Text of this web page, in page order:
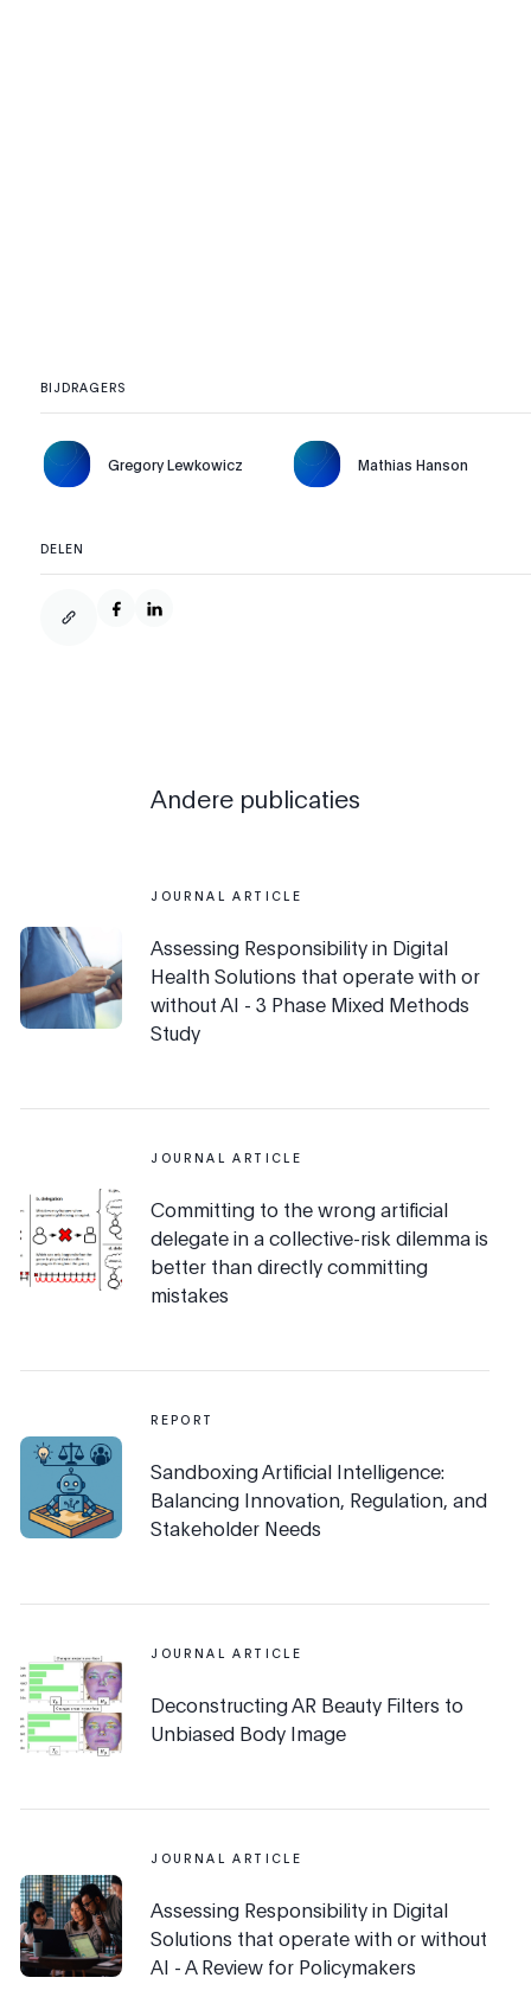
BIJDRAGERS
Gregory Lewkowicz Mathias Hanson
DELEN
Andere publicaties
JOURNAL ARTICLE
Assessing Responsibility in Digital
Health Solutions that operate with or
without AI - 3 Phase Mixed Methods
Study
JOURNAL ARTICLE
Committing to the wrong artificial
delegate in a collective-risk dilemma is
better than directly committing
mistakes
REPORT
Sandboxing Artificial Intelligence:
Balancing Innovation, Regulation, and
Stakeholder Needs
JOURNAL ARTICLE
Deconstructing AR Beauty Filters to
Unbiased Body Image
JOURNAL ARTICLE
Assessing Responsibility in Digital
Solutions that operate with or without
AI - A Review for Policymakers